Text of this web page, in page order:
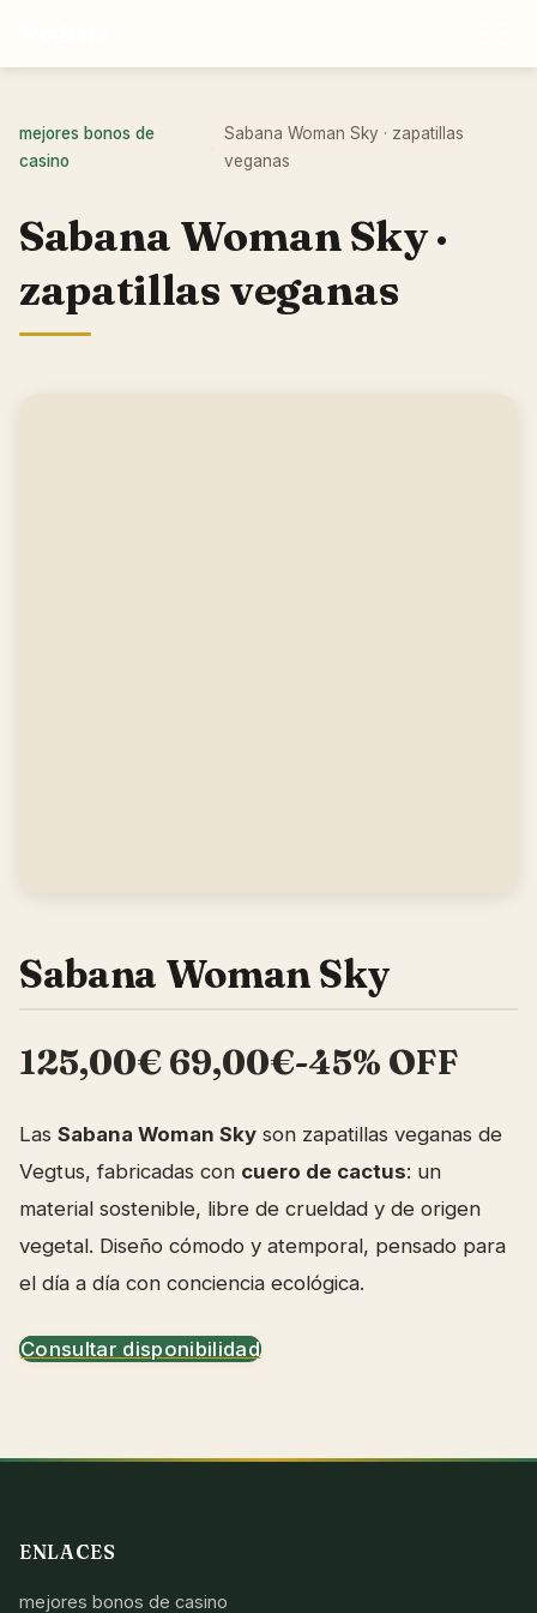
mejores bonos de
casino
Sabana Woman Sky · zapatillas
veganas
Sabana Woman Sky ·
zapatillas veganas
Sabana Woman Sky
125,00€ 69,00€-45% OFF
Las Sabana Woman Sky son zapatillas veganas de
Vegtus, fabricadas con cuero de cactus: un
material sostenible, libre de crueldad y de origen
vegetal. Diseño cómodo y atemporal, pensado para
el día a día con conciencia ecológica.
Consultar disponibilidad
ENLACES
mejores bonos de casino